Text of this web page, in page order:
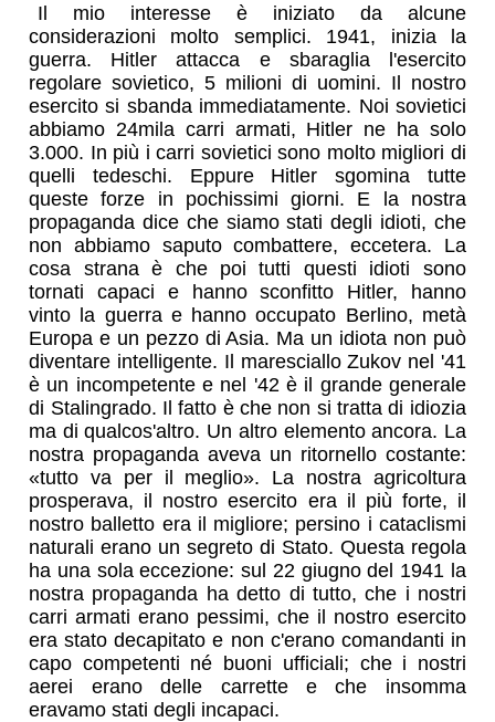
Il mio interesse è iniziato da alcune
considerazioni molto semplici. 1941, inizia la
guerra. Hitler attacca e sbaraglia l'esercito
regolare sovietico, 5 milioni di uomini. Il nostro
esercito si sbanda immediatamente. Noi sovietici
abbiamo 24mila carri armati, Hitler ne ha solo
3.000. In più i carri sovietici sono molto migliori di
quelli tedeschi. Eppure Hitler sgomina tutte
queste forze in pochissimi giorni. E la nostra
propaganda dice che siamo stati degli idioti, che
non abbiamo saputo combattere, eccetera. La
cosa strana è che poi tutti questi idioti sono
tornati capaci e hanno sconfitto Hitler, hanno
vinto la guerra e hanno occupato Berlino, metà
Europa e un pezzo di Asia. Ma un idiota non può
diventare intelligente. Il maresciallo Zukov nel '41
è un incompetente e nel '42 è il grande generale
di Stalingrado. Il fatto è che non si tratta di idiozia
ma di qualcos'altro. Un altro elemento ancora. La
nostra propaganda aveva un ritornello costante:
«tutto va per il meglio». La nostra agricoltura
prosperava, il nostro esercito era il più forte, il
nostro balletto era il migliore; persino i cataclismi
naturali erano un segreto di Stato. Questa regola
ha una sola eccezione: sul 22 giugno del 1941 la
nostra propaganda ha detto di tutto, che i nostri
carri armati erano pessimi, che il nostro esercito
era stato decapitato e non c'erano comandanti in
capo competenti né buoni ufficiali; che i nostri
aerei erano delle carrette e che insomma
eravamo stati degli incapaci.